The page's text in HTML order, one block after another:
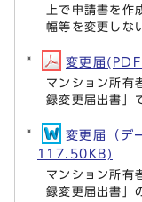
上で申請書を
幅等を変更しな
変更届
マンション所有
録変更届出書」
変更届（デ
117.50KB)
マンション所有
録変更届出書」